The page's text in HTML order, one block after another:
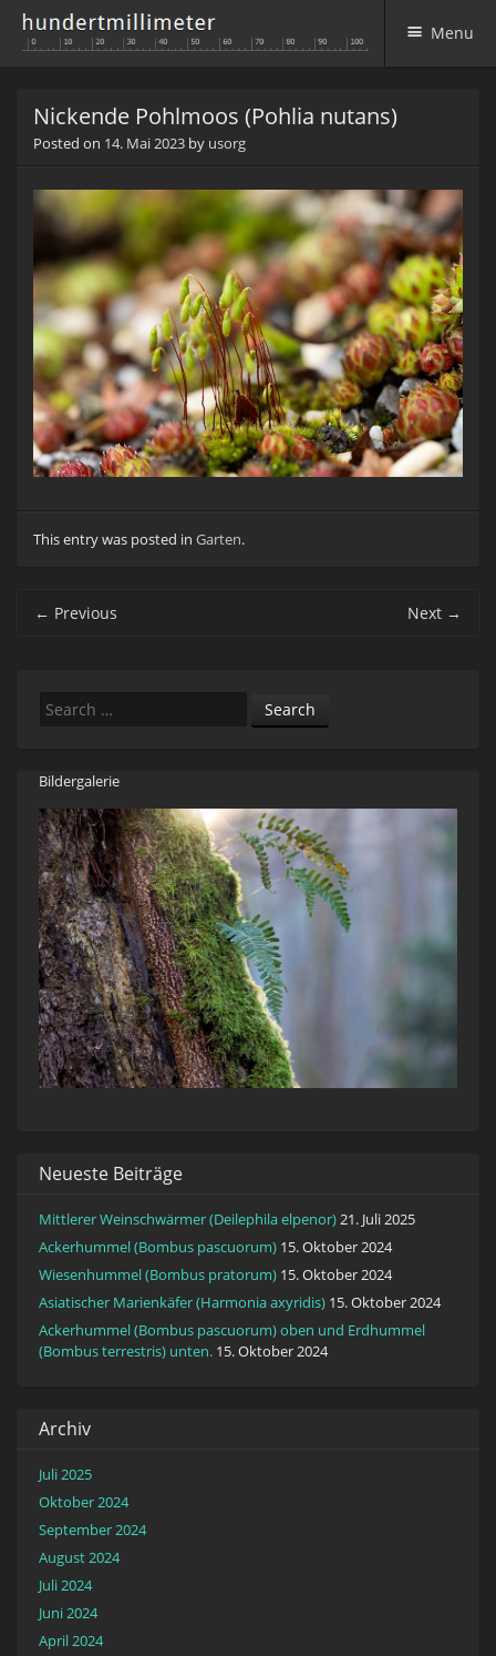
Menu
Nickende Pohlmoos (Pohlia nutans)
Posted on 14. Mai 2023 by usorg
This entry was posted in Garten.
Post navigation
← Previous Next →
Search
Bildergalerie
Neueste Beiträge
Mittlerer Weinschwärmer (Deilephila elpenor)21. Juli 2025
Ackerhummel (Bombus pascuorum) 15. Oktober 2024
Wiesenhummel (Bombus pratorum) 15. Oktober 2024
Asiatischer Marienkäfer (Harmonia axyridis) 15. Oktober 2024
Ackerhummel (Bombus pascuorum) oben und Erdhummel
(Bombus terrestris) unten. 15. Oktober 2024
Archiv
Juli 2025
Oktober 2024
September 2024
August 2024
Juli 2024
Juni 2024
April 2024